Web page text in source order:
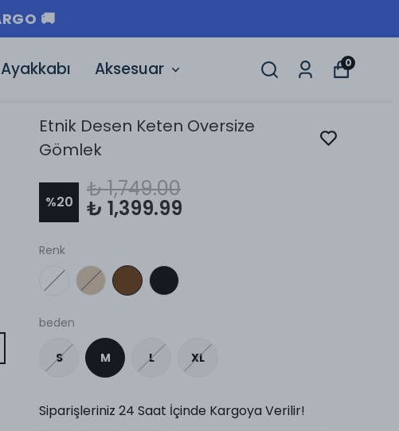
Ayakkabı Aksesuar 0
Etnik Desen Keten Oversize
Gömlek
%20
₺ 1,749.00
₺ 1,399.99
Renk
beden
S M L XL
Siparişleriniz 24 Saat İçinde Kargoya Verilir!